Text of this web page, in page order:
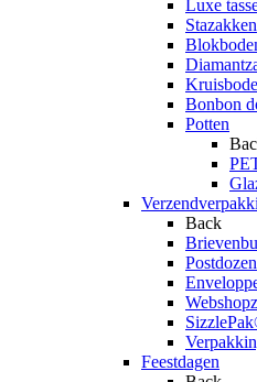
Luxe
Stazakken
Bonbon
Potten
Back
Postdozen
Feestdagen